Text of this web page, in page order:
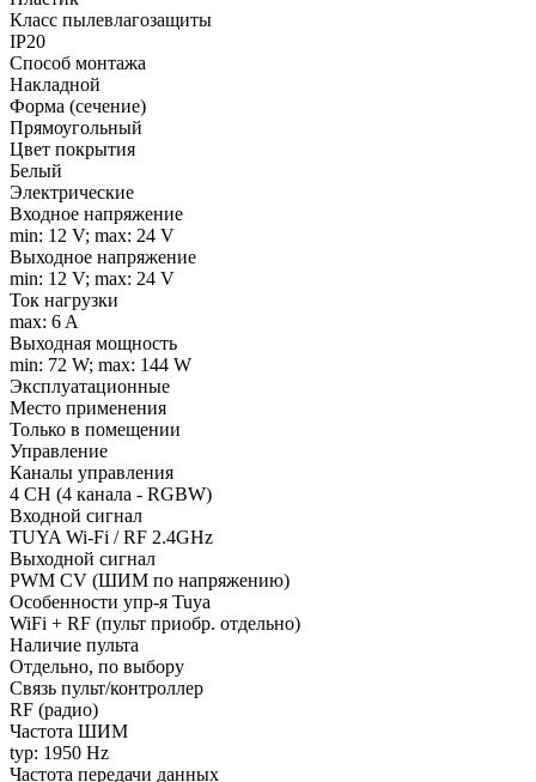
Класс пылевлагозащиты
IP20
Способ монтажа
Накладной
Форма (сечение)
Прямоугольный
Цвет покрытия
Белый
Электрические
Входное напряжение
min: 12 V; max: 24 V
Выходное напряжение
min: 12 V; max: 24 V
Ток нагрузки
max: 6 A
Выходная мощность
min: 72 W; max: 144 W
Эксплуатационные
Место применения
Только в помещении
Управление
Каналы управления
4 CH (4 канала - RGBW)
Входной сигнал
TUYA Wi-Fi / RF 2.4GHz
Выходной сигнал
PWM СV (ШИМ по напряжению)
Особенности упр-я Tuya
WiFi + RF (пульт приобр. отдельно)
Наличие пульта
Отдельно, по выбору
Связь пульт/контроллер
RF (радио)
Частота ШИМ
typ: 1950 Hz
Частота передачи данных